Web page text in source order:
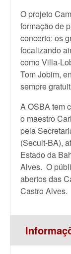
O projeto
formação de
concerto: os
focalizando
como Villa-
Tom Jobim,
sempre
A OSBA tem
o maestro
pela
(Secult-BA),
Estado da
Alves. O
abertos das
Castro Alves.